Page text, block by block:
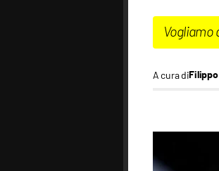
Vogliamo
A cura di